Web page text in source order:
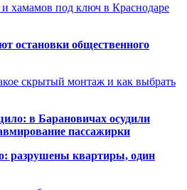
и хамамов под ключ в Краснодаре
остановки общественного
скрытый монтаж и как выбрать
в Барановичах осудили
пассажирки
разрушены квартиры, один